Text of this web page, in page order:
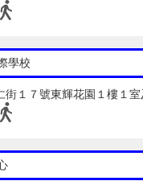
學校
街１７號東輝花園１樓１